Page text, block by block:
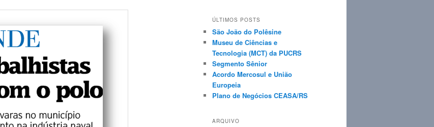
ÚLTIMOS POSTS
São João do Polêsine
Museu de Ciências e
Tecnologia (MCT) da PUCRS
Segmento Sênior
Acordo Mercosul e União
Europeia
Plano de Negócios CEASA/RS
ARQUIVO